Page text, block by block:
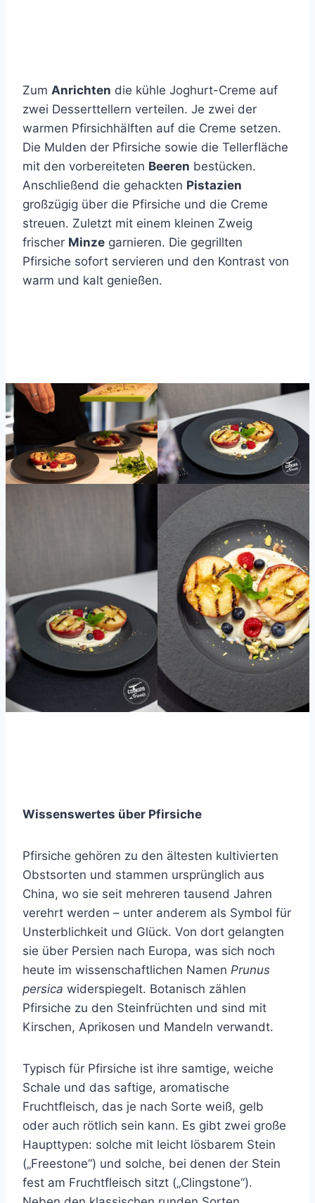
Zum Anrichten die kühle Joghurt-Creme auf
zwei Desserttellern verteilen. Je zwei der
warmen Pfirsichhälften auf die Creme setzen.
Die Mulden der Pfirsiche sowie die Tellerfläche
mit den vorbereiteten Beeren bestücken.
Anschließend die gehackten Pistazien
großzügig über die Pfirsiche und die Creme
streuen. Zuletzt mit einem kleinen Zweig
frischer Minze garnieren. Die gegrillten
Pfirsiche sofort servieren und den Kontrast von
warm und kalt genießen.
Wissenswertes über Pfirsiche
Pfirsiche gehören zu den ältesten kultivierten
Obstsorten und stammen ursprünglich aus
China, wo sie seit mehreren tausend Jahren
verehrt werden – unter anderem als Symbol für
Unsterblichkeit und Glück. Von dort gelangten
sie über Persien nach Europa, was sich noch
heute im wissenschaftlichen Namen Prunus
persica widerspiegelt. Botanisch zählen
Pfirsiche zu den Steinfrüchten und sind mit
Kirschen, Aprikosen und Mandeln verwandt.
Typisch für Pfirsiche ist ihre samtige, weiche
Schale und das saftige, aromatische
Fruchtfleisch, das je nach Sorte weiß, gelb
oder auch rötlich sein kann. Es gibt zwei große
Haupttypen: solche mit leicht lösbarem Stein
(„Freestone“) und solche, bei denen der Stein
fest am Fruchtfleisch sitzt („Clingstone“).